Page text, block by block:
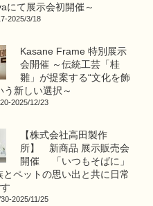
にて展示会初開催～
2025/3/18
Kasane Frame 特別展示
会開催 ～伝統工芸「桂
雛」が提案する“文化を飾
う新しい選択～
2025/12/23
【株式会社高田製作
所】 新商品 展示販売会
開催 「いつもそばに」
ペットの思い出と共に日常
2025/11/25